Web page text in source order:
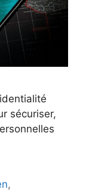
sécuriser,
,